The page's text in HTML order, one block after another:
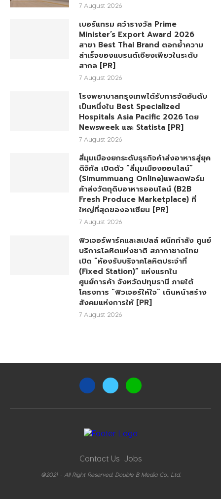
7 August 2026
เบอร์แทรม คว้ารางวัล Prime
Minister’s Export Award 2026
สาขา Best Thai Brand ตอกย้ำความ
สำเร็จของแบรนด์เซียงเพียวในระดับ
สากล [PR]
7 August 2026
โรงพยาบาลกรุงเทพได้รับการจัดอันดับ
เป็นหนึ่งใน Best Specialized
Hospitals Asia Pacific 2026 โดย
Newsweek และ Statista [PR]
7 August 2026
สี่มุมเมืองยกระดับธุรกิจค้าส่งอาหารสู่ยุค
ดิจิทัล เปิดตัว “สี่มุมเมืองออนไลน์”
(Simummuang Online)แพลตฟอร์ม
ค้าส่งวัตถุดิบอาหารออนไลน์ (B2B
Fresh Produce Marketplace) ที่
ใหญ่ที่สุดของอาเซียน [PR]
7 August 2026
ฟิวเจอร์พาร์คและสเปลล์ ผนึกกำลัง ศูนย์
บริการโลหิตแห่งชาติ สภากาชาดไทย
เปิด “ห้องรับบริจาคโลหิตประจำที่
(Fixed Station)” แห่งแรกใน
ศูนย์การค้า จังหวัดปทุมธานี ภายใต้
โครงการ “ฟิวเจอร์ให้ใจ” เดินหน้าสร้าง
สังคมแห่งการให้ [PR]
7 August 2026
Contact Us Jobs
@2021 - All Right Reserved. Double B Media Co., Ltd.